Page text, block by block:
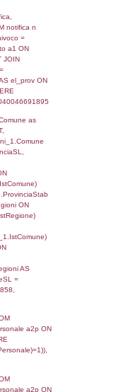
1 DEL DECRETO
18/UE
INFORMAZIONI
Indietro
FROM `userlevels`
`userlevelname`
FROM
-2, executionMS: